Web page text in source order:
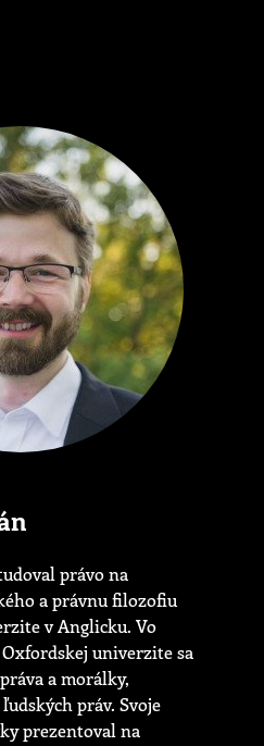
právo na
a právnu filozofiu
v Anglicku. Vo
univerzite sa
a morálky,
práv. Svoje
prezentoval na